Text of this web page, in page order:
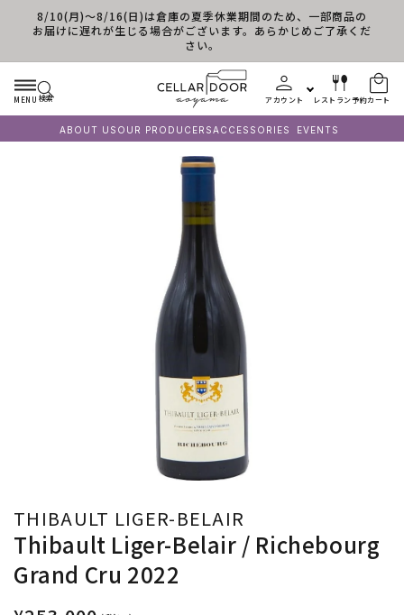
コンテンツに進む
8/10(月)～8/16(日)は倉庫の夏季休業期間のため、一部商品の
お届けに遅れが生じる場合がございます。あらかじめご了承くだ
さい。
MENU 検索 アカウント レストラン予約カート
ABOUT US OUR PRODUCERSACCESSORIES EVENTS
THIBAULT LIGER-BELAIR
Thibault Liger-Belair / Richebourg
Grand Cru 2022